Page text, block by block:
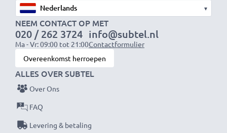
1x 1000mAh accu:
1x 2000mAh accu:ca. 4 uur
1x 3000mAh accu: ca. 6 uur
OPMERKING:Laad je batterijen vóór het eerste
gebruik volledig op voor optimale prestaties en
levensduur.
Mis nooit meer een moment met deze slimme,
▾
NEEM CONTACT OP MET
020 / 262 3724
Ma - Vr: 09:00 tot 21:00
info@subtel.nl
Contactformulier
Overeenkomst herroepen
ALLES OVER SUBTEL
Over Ons
FAQ
Levering & betaling